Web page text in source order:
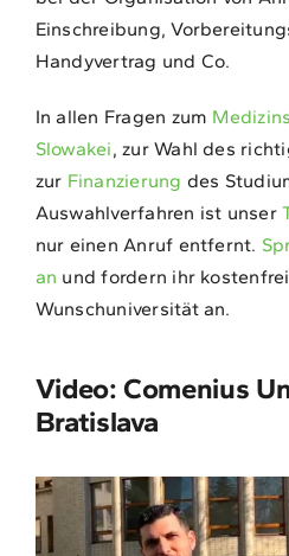
Einschreibung,
Handyvertrag und Co.
In allen Fragen zum
Slowakei, zur Wahl des
zur Finanzierung des
Auswahlverfahren ist unser
nur einen Anruf entfernt.
an und fordern ihr
Wunschuniversität an.
Video: Comenius
Bratislava